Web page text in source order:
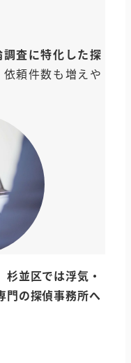
査に特化した探
頼件数も増えや
杉並区では浮気・
門の探偵事務所へ